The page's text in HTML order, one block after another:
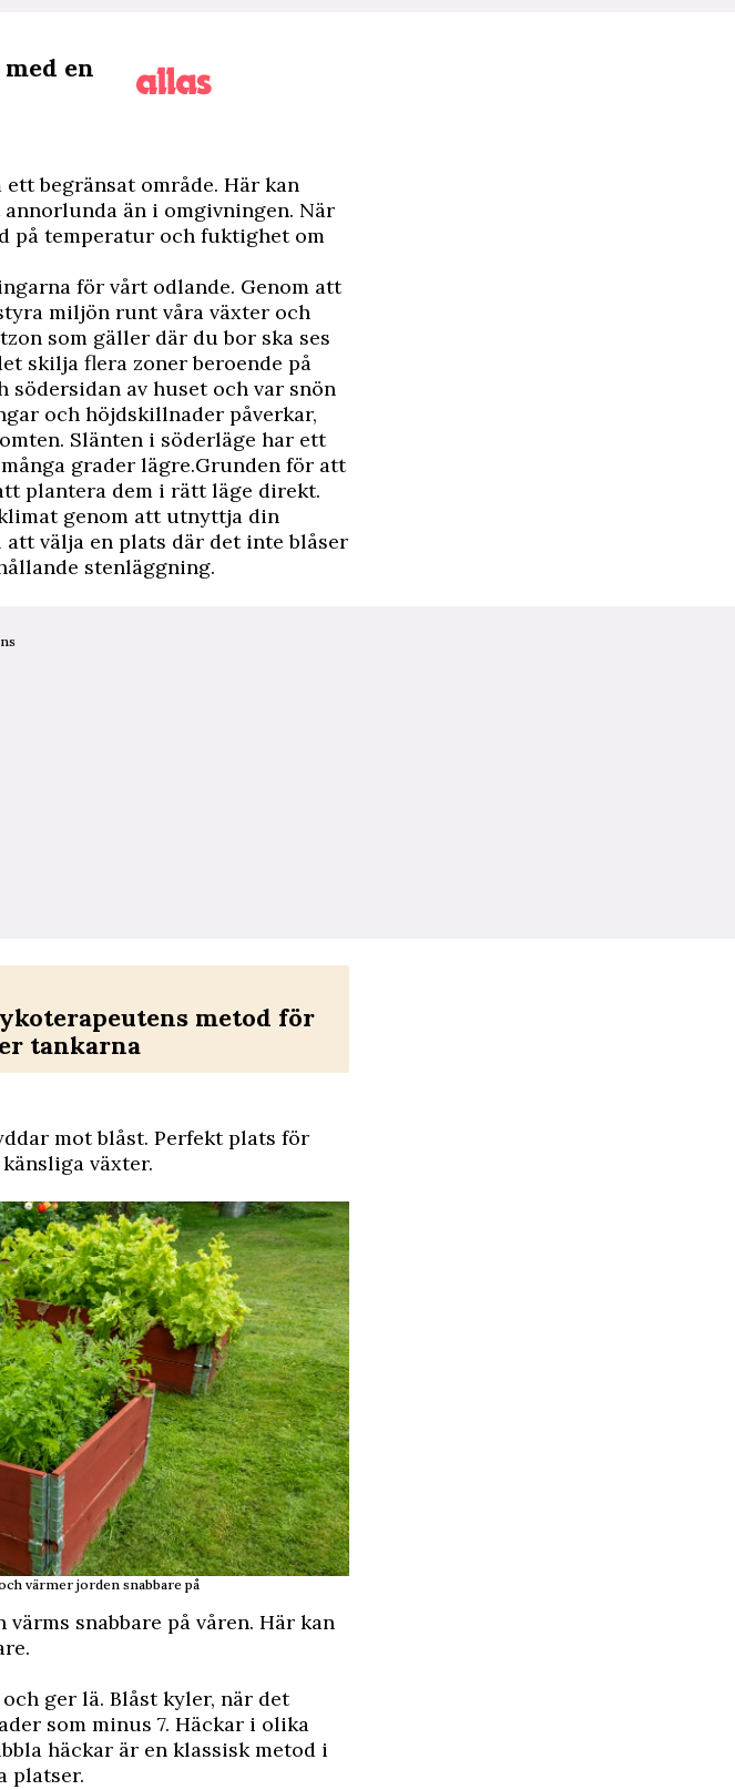
en
begränsat område. Här kan
än i omgivningen. När
på temperatur och fuktighet om
för vårt odlande. Genom att
miljön runt våra växter och
som gäller där du bor ska ses
skilja flera zoner beroende på
av huset och var snön
och höjdskillnader påverkar,
Slänten i söderläge har ett
grader lägre.Grunden för att
plantera dem i rätt läge direkt.
genom att utnyttja din
välja en plats där det inte blåser
stenläggning.
metod för
tankarna
mot blåst. Perfekt plats för
växter.
värmer jorden snabbare på
snabbare på våren. Här kan
ger lä. Blåst kyler, när det
som minus 7. Häckar i olika
häckar är en klassisk metod i
platser.